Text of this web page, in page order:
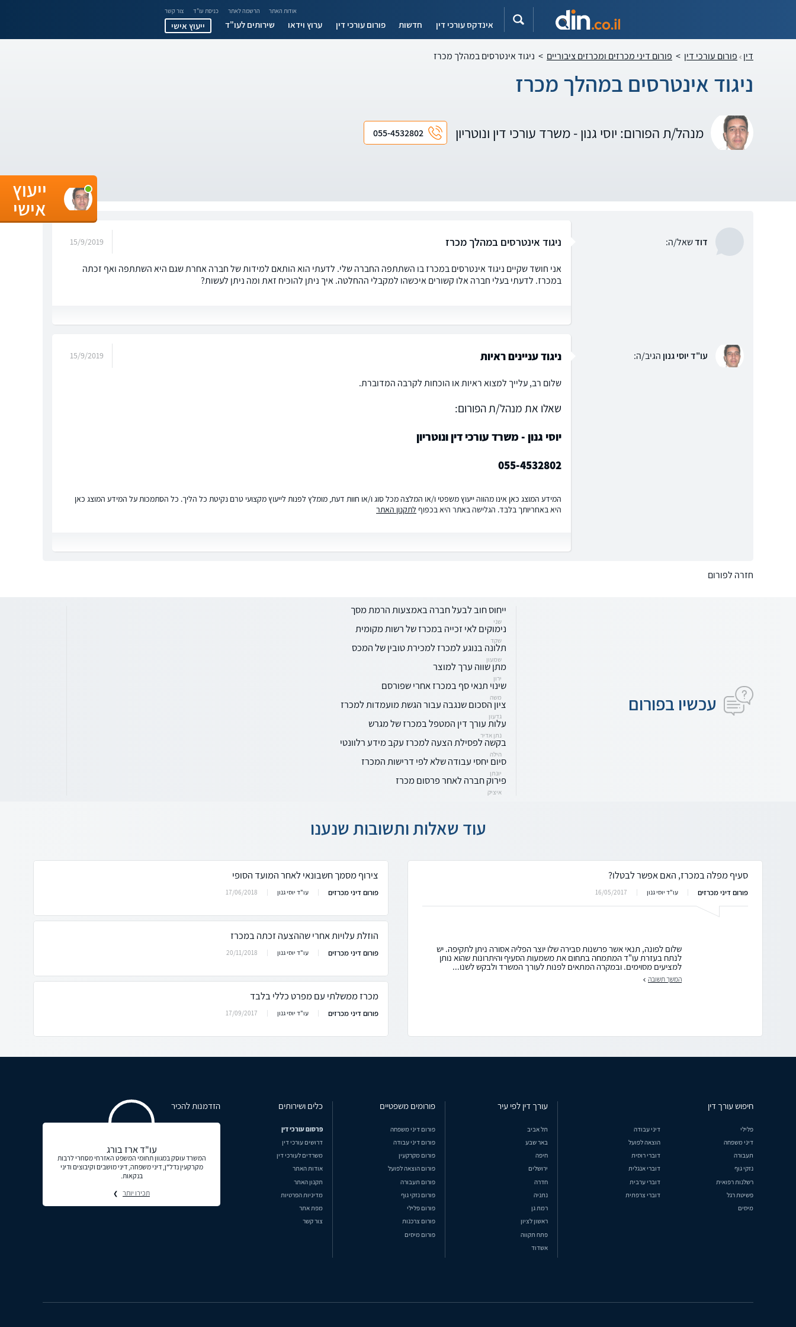
אודות האתר הרשמה לאתר כניסת עו"ד צור קשר
אינדקס עורכי דין חדשות פורום עורכי דין ערוץ וידאו שירותים לעו"ד ייעוץ אישי
דין פורום עורכי דין > פורום דיני מכרזים ומכרזים ציבוריים > ניגוד אינטרסים במהלך מכרז
ניגוד אינטרסים במהלך מכרז
מנהל/ת הפורום: יוסי גנון - משרד עורכי דין ונוטריון 055-4532802
דודשאל/ה: ניגוד אינטרסים במהלך מכרז 15/9/2019
אני חושד שקיים ניגוד אינטרסים במכרז בו השתתפה החברה שלי. לדעתי הוא הותאם למידות של חברה אחרת שגם היא השתתפה ואף זכתה
במכרז. לדעתי בעלי חברה אלו קשורים איכשהו למקבלי ההחלטה. איך ניתן להוכיח זאת ומה ניתן לעשות?
עו"ד יוסי גנון הגיב/ה: ניגוד עניינים ראיות 15/9/2019
שלום רב, עלייך למצוא ראיות או הוכחות לקרבה המדוברת.
שאלו את מנהל/ת הפורום:
יוסי גנון - משרד עורכי דין ונוטריון
055-4532802
המידע המוצג כאן אינו מהווה ייעוץ משפטי ו/או המלצה מכל סוג ו/או חוות דעת, מומלץ לפנות לייעוץ מקצועי טרם נקיטת כל הליך. כל הסתמכות על המידע המוצג כאן
היא באחריותך בלבד. הגלישה באתר היא בכפוף לתקנון האתר
חזרה לפורום
עכשיו בפורום
ייחוס חוב לבעל חברה באמצעות הרמת מסך
שני
נימוקים לאי זכייה במכרז של רשות מקומית
שקד
תלונה בנוגע למכרז למכירת טובין של המכס
שמעון
מתן שווה ערך למוצר
ירון
שינוי תנאי סף במכרז אחרי שפורסם
משה
ציון הסכום שנגבה עבור הגשת מועמדות למכרז
גדעון
עלות עורך דין המטפל במכרז של מגרש
נתן אדיר
בקשה לפסילת הצעה למכרז עקב מידע רלוונטי
הילה
סיום יחסי עבודה שלא לפי דרישות המכרז
יונתן
פירוק חברה לאחר פרסום מכרז
איציק
עוד שאלות ותשובות שנענו
סעיף מפלה במכרז, האם אפשר לבטלו?
פורום דיני מכרזים עו"ד יוסי גנון 16/05/2017
שלום לפונה, תנאי אשר פרשנות סבירה שלו יוצר הפליה אסורה ניתן לתקיפה. יש
לנתח בעזרת עו"ד המתמחה בתחום את משמעות הסעיף והיתרונות שהוא נותן
למציעים מסוימים. ובמקרה המתאים לפנות לעורך המשרד ולבקש לשנו...
המשך תשובה
צירוף מסמך חשבונאי לאחר המועד הסופי
פורום דיני מכרזים עו"ד יוסי גנון 17/06/2018
הוזלת עלויות אחרי שההצעה זכתה במכרז
פורום דיני מכרזים עו"ד יוסי גנון 20/11/2018
מכרז ממשלתי עם מפרט כללי בלבד
פורום דיני מכרזים עו"ד יוסי גנון 17/09/2017
ייעוץ
אישי
חיפוש עורך דין
פלילי
דיני עבודה
דיני משפחה
הוצאה לפועל
תעבורה
דוברי רוסית
נזקי גוף
דוברי אנגלית
רשלנות רפואית
דוברי ערבית
פשיטת רגל
דוברי צרפתית
מיסים
עורך דין לפי עיר
תל אביב
באר שבע
חיפה
ירושלים
חדרה
נתניה
רמת גן
ראשון לציון
פתח תקווה
אשדוד
פורומים משפטיים
פורום דיני משפחה
פורום דיני עבודה
פורום מקרקעין
פורום הוצאה לפועל
פורום תעבורה
פורום נזקי גוף
פורום פלילי
פורום צרכנות
פורום מיסים
כלים ושירותים
פרסום עורכי דין
דרושים עורכי דין
משרדים לעורכי דין
אודות האתר
תקנון האתר
מדיניות הפרטיות
מפת אתר
צור קשר
הזדמנות להכיר
עו"ד ארז בורג
המשרד עוסק במגוון תחומי המשפט האזרחי מסחרי לרבות
מקרקעין נדל"ן, דיני משפחה, דיני מושבים וקיבוצים ודיני
בנקאות.
תכירו יותר